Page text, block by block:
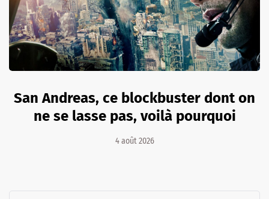
San Andreas, ce blockbuster dont on
ne se lasse pas, voilà pourquoi
4 août 2026